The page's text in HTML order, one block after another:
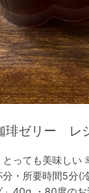
琲ゼリー レ
っても美味しい
・所要時間5分(